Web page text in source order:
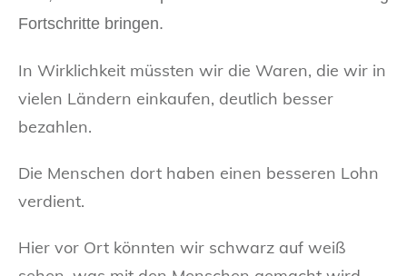
Fortschritte bringen.
In Wirklichkeit müssten wir die Waren, die wir in
vielen Ländern einkaufen, deutlich besser
bezahlen.
Die Menschen dort haben einen besseren Lohn
verdient.
Hier vor Ort könnten wir schwarz auf weiß